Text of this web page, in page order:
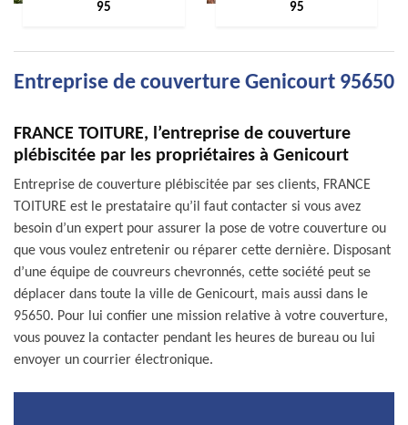
95
95
Entreprise de couverture Genicourt 95650
FRANCE TOITURE, l’entreprise de couverture
plébiscitée par les propriétaires à Genicourt
Entreprise de couverture plébiscitée par ses clients, FRANCE
TOITURE est le prestataire qu’il faut contacter si vous avez
besoin d’un expert pour assurer la pose de votre couverture ou
que vous voulez entretenir ou réparer cette dernière. Disposant
d’une équipe de couvreurs chevronnés, cette société peut se
déplacer dans toute la ville de Genicourt, mais aussi dans le
95650. Pour lui confier une mission relative à votre couverture,
vous pouvez la contacter pendant les heures de bureau ou lui
envoyer un courrier électronique.